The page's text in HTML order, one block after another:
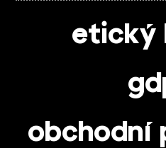
etický
obchodní